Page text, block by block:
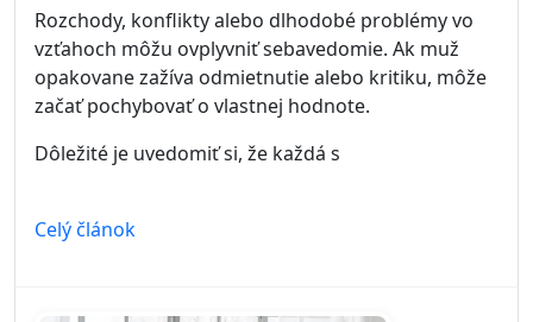
Rozchody, konflikty alebo dlhodobé problémy vo
vzťahoch môžu ovplyvniť sebavedomie. Ak muž
opakovane zažíva odmietnutie alebo kritiku, môže
začať pochybovať o vlastnej hodnote.
Dôležité je uvedomiť si, že každá s
Celý článok